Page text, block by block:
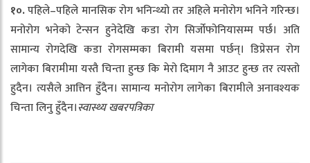
१०.पहिले–पहिले मानसिक रोग भनिन्थ्यो तर अहिले मनोरोग भनिने गरिन्छ।
मनोरोग भनेको टेन्सन हुनेदेखि कडा रोग सिर्जोफोनियासम्म पर्छ। अति
सामान्य रोगदेखि कडा रोगसम्मका बिरामी यसमा पर्छन्। डिप्रेसन रोग
लागेका बिरामीमा यस्तै चिन्ता हुन्छ कि मेरो दिमाग नै आउट हुन्छ तर त्यस्तो
हुदैन। त्यसैले आत्तिन हुँदैन। सामान्य मनोरोग लागेका बिरामीले अनावश्यक
चिन्ता लिनु हुँदैन।स्वास्थ्य खबरपत्रिका